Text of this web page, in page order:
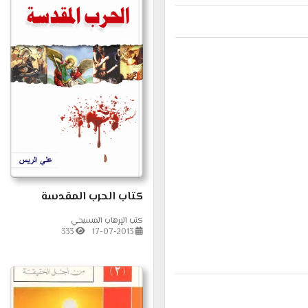
كتاب الحرب المقدسة
كتب الإرهاب المسيحي
17-07-2013
333